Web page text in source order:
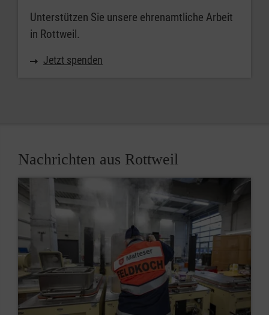
Unterstützen Sie unsere ehrenamtliche Arbeit
in Rottweil.
Jetzt spenden
Nachrichten aus Rottweil